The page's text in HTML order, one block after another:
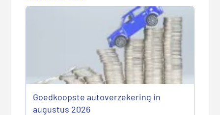
Goedkoopste autoverzekering in
augustus 2026